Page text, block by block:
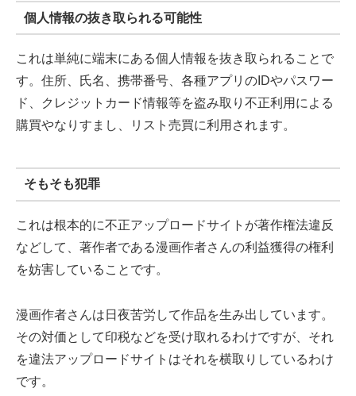
個人情報の抜き取られる可能性
これは単純に端末にある個人情報を抜き取られることで
す。住所、氏名、携帯番号、各種アプリのIDやパスワー
ド、クレジットカード情報等を盗み取り不正利用による
購買やなりすまし、リスト売買に利用されます。
そもそも犯罪
これは根本的に不正アップロードサイトが著作権法違反
などして、著作者である漫画作者さんの利益獲得の権利
を妨害していることです。
漫画作者さんは日夜苦労して作品を生み出しています。
その対価として印税などを受け取れるわけですが、それ
を違法アップロードサイトはそれを横取りしているわけ
です。